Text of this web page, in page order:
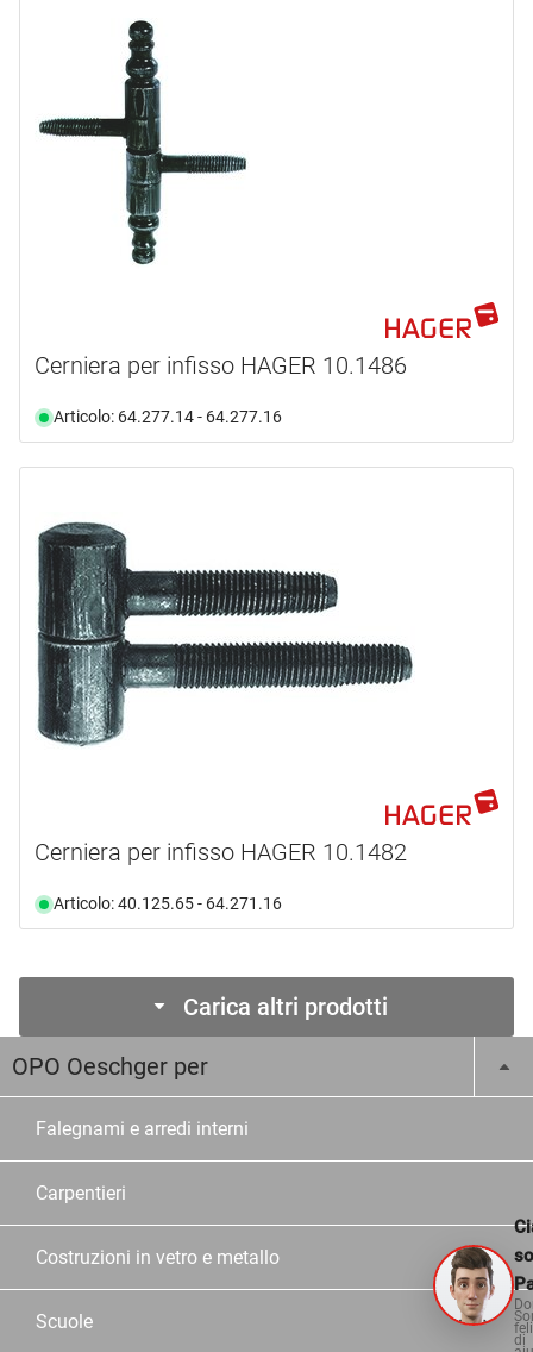
Cerniera per infisso HAGER 10.1486
Articolo: 64.277.14 - 64.277.16
Cerniera per infisso HAGER 10.1482
Articolo: 40.125.65 - 64.271.16
Carica altri prodotti
OPO Oeschger per
Falegnami e arredi interni
Carpentieri
Costruzioni in vetro e metallo
Scuole
di